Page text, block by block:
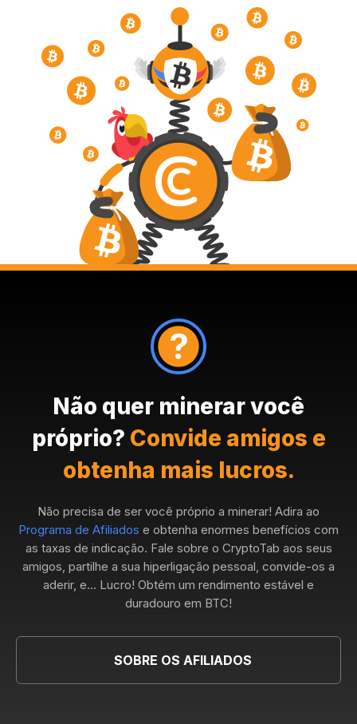
Não quer minerar você
próprio? Convide amigos e
obtenha mais lucros.
Não precisa de ser você próprio a minerar! Adira ao
Programa de Afiliados e obtenha enormes benefícios com
as taxas de indicação. Fale sobre o CryptoTab aos seus
amigos, partilhe a sua hiperligação pessoal, convide-os a
aderir, e... Lucro! Obtém um rendimento estável e
duradouro em BTC!
SOBRE OS AFILIADOS